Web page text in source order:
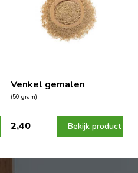
Venkel gemalen
(50 gram)
2,40 Bekijk product